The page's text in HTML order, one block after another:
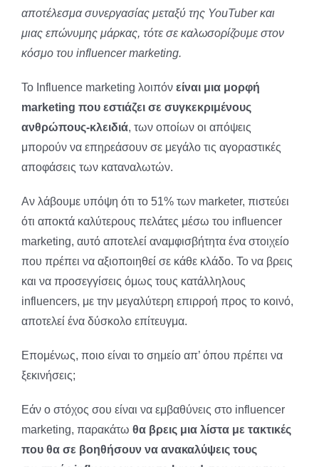
αποτέλεσμα συνεργασίας μεταξύ της YouTuber και
μιας επώνυμης μάρκας, τότε σε καλωσορίζουμε στον
κόσμο του influencer marketing.
Το Influence marketing λοιπόν είναι μια μορφή
marketing που εστιάζει σε συγκεκριμένους
ανθρώπους-κλειδιά, των οποίων οι απόψεις
μπορούν να επηρεάσουν σε μεγάλο τις αγοραστικές
αποφάσεις των καταναλωτών.
Αν λάβουμε υπόψη ότι το 51% των marketer, πιστεύει
ότι αποκτά καλύτερους πελάτες μέσω του influencer
marketing, αυτό αποτελεί αναμφισβήτητα ένα στοιχείο
που πρέπει να αξιοποιηθεί σε κάθε κλάδο. Το να βρεις
και να προσεγγίσεις όμως τους κατάλληλους
influencers, με την μεγαλύτερη επιρροή προς το κοινό,
αποτελεί ένα δύσκολο επίτευγμα.
Επομένως, ποιο είναι το σημείο απ’ όπου πρέπει να
ξεκινήσεις;
Εάν ο στόχος σου είναι να εμβαθύνεις στο influencer
marketing, παρακάτω θα βρεις μια λίστα με τακτικές
που θα σε βοηθήσουν να ανακαλύψεις τους